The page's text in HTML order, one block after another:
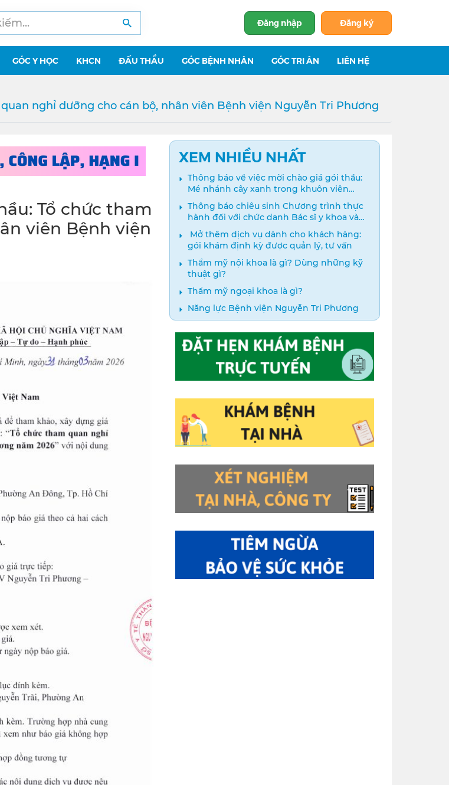
Đăng nhập Đăng ký
GÓC Y HỌC KHCN ĐẤU THẦU GÓC BỆNH NHÂN GÓC TRI ÂN LIÊN HỆ
nghỉ dưỡng cho cán bộ, nhân viên Bệnh viện Nguyễn Tri Phương
Tổ chức tham
viên Bệnh viện
XEM NHIỀU NHẤT
Thông báo về việc mời chào giá gói thầu:
Mé nhánh cây xanh trong khuôn viên
bệnh viện
Thông báo chiêu sinh Chương trình thực
hành đối với chức danh Bác sĩ y khoa và
Điều dưỡng năm 2024
️ Mở thêm dịch vụ dành cho khách hàng:
gói khám định kỳ được quản lý, tư vấn
Thẩm mỹ nội khoa là gì? Dùng những kỹ
thuật gì?
Thẩm mỹ ngoại khoa là gì?
Năng lực Bệnh viện Nguyễn Tri Phương